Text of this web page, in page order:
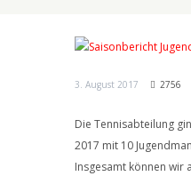
3. August 2017 2756
Die Tennisabteilung
2017 mit 10
Insgesamt können wir